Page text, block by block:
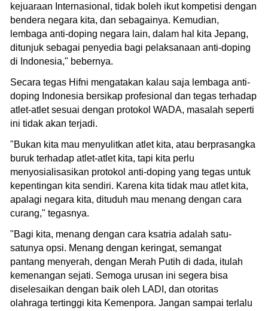
kejuaraan Internasional, tidak boleh ikut kompetisi dengan
bendera negara kita, dan sebagainya. Kemudian,
lembaga anti-doping negara lain, dalam hal kita Jepang,
ditunjuk sebagai penyedia bagi pelaksanaan anti-doping
di Indonesia," bebernya.
Secara tegas Hifni mengatakan kalau saja lembaga anti-
doping Indonesia bersikap profesional dan tegas terhadap
atlet-atlet sesuai dengan protokol WADA, masalah seperti
ini tidak akan terjadi.
"Bukan kita mau menyulitkan atlet kita, atau berprasangka
buruk terhadap atlet-atlet kita, tapi kita perlu
menyosialisasikan protokol anti-doping yang tegas untuk
kepentingan kita sendiri. Karena kita tidak mau atlet kita,
apalagi negara kita, dituduh mau menang dengan cara
curang," tegasnya.
"Bagi kita, menang dengan cara ksatria adalah satu-
satunya opsi. Menang dengan keringat, semangat
pantang menyerah, dengan Merah Putih di dada, itulah
kemenangan sejati. Semoga urusan ini segera bisa
diselesaikan dengan baik oleh LADI, dan otoritas
olahraga tertinggi kita Kemenpora. Jangan sampai terlalu